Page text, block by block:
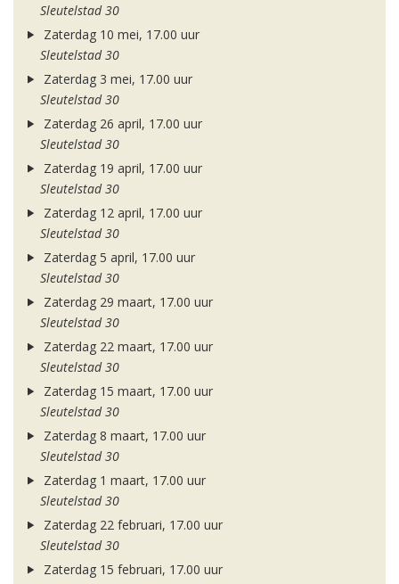
Sleutelstad 30
Zaterdag 10 mei, 17.00 uur
Sleutelstad 30
Zaterdag 3 mei, 17.00 uur
Sleutelstad 30
Zaterdag 26 april, 17.00 uur
Sleutelstad 30
Zaterdag 19 april, 17.00 uur
Sleutelstad 30
Zaterdag 12 april, 17.00 uur
Sleutelstad 30
Zaterdag 5 april, 17.00 uur
Sleutelstad 30
Zaterdag 29 maart, 17.00 uur
Sleutelstad 30
Zaterdag 22 maart, 17.00 uur
Sleutelstad 30
Zaterdag 15 maart, 17.00 uur
Sleutelstad 30
Zaterdag 8 maart, 17.00 uur
Sleutelstad 30
Zaterdag 1 maart, 17.00 uur
Sleutelstad 30
Zaterdag 22 februari, 17.00 uur
Sleutelstad 30
Zaterdag 15 februari, 17.00 uur